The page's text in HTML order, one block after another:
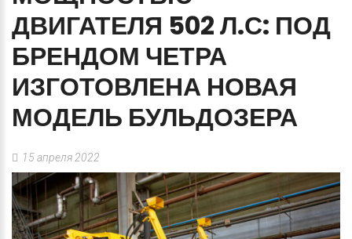
ДВИГАТЕЛЯ 502Л.С: ПОД
БРЕНДОМ ЧЕТРА
ИЗГОТОВЛЕНА НОВАЯ
МОДЕЛЬ БУЛЬДОЗЕРА
15 апреля 2022